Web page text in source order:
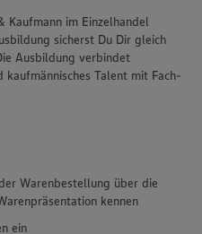
Kaufmann im Einzelhandel
sicherst Du Dir gleich
Ausbildung verbindet
Talent mit Fach-
Warenbestellung über die
kennen
ein